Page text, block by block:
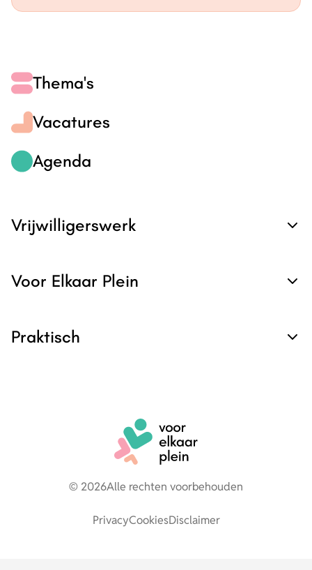
Thema's
Vacatures
Agenda
Vrijwilligerswerk
Voor Elkaar Plein
Praktisch
© 2026Alle rechten voorbehouden
PrivacyCookiesDisclaimer